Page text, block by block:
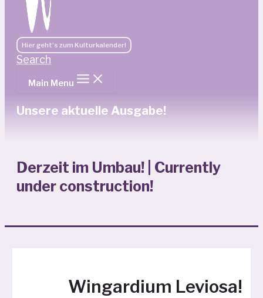
Hier geht's zum Kulturkalender!
Search
Main Menu
Unsere aktuelle Ausgabe!
Derzeit im Umbau! | Currently
under construction!
Wingardium Leviosa!